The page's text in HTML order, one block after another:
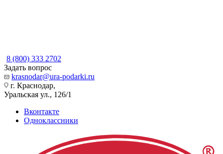
8 (800) 333 2702
Задать вопрос
krasnodar@ura-podarki.ru
г. Краснодар,
Уральская ул., 126/1
Вконтакте
Одноклассники